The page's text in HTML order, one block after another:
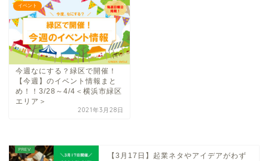
イベント
今週なにする？緑区で開催！
【今週】のイベント情報まと
め！！3/28～4/4＜横浜市緑区
エリア＞
2021年3月28日
【3月17日】起業ネタやアイデアがわず